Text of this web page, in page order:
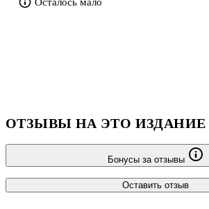
ОТЗЫВЫ НА ЭТО ИЗДАНИЕ
Бонусы за отзывы
Оставить отзыв